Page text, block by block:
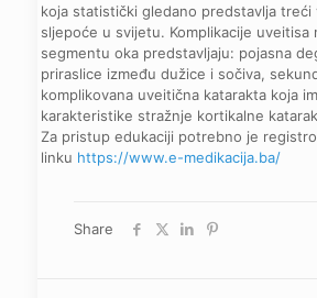
koja statistički gledano predstavlja treći
sljepoće u svijetu. Komplikacije uveitisa
segmentu oka predstavljaju: pojasna
priraslice između dužice i sočiva,
komplikovana uveitična katarakta koja
karakteristike stražnje kortikalne
Za pristup edukaciji potrebno je
linku https://www.e-medikacija.ba/
Share